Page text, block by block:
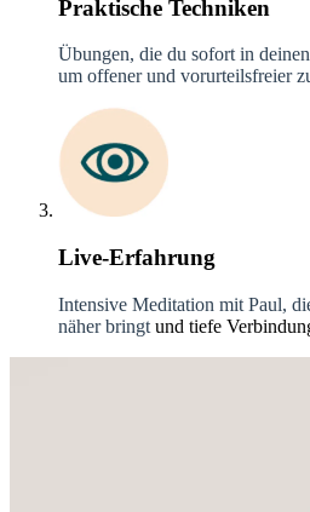
Praktische Techniken
Übungen, die du sofort in
um offener und vorurteilsfreier
Live-Erfahrung
Intensive Meditation mit Paul,
näher bringt und tiefe